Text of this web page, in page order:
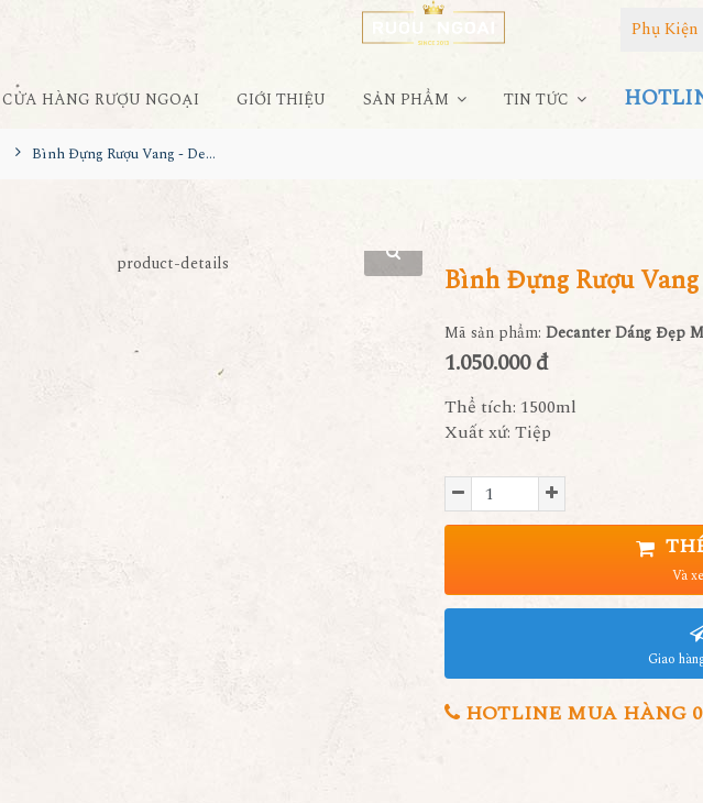
Phụ Kiện
CỬA HÀNG RƯỢU NGOẠI GIỚI THIỆU SẢN PHẨM TIN TỨC
Bình Đựng Rượu Vang - Decanter Dáng Đẹp M08
Bình Đựng Rượu
Mã sản phẩm: Decanter Dáng Đẹp
1.050.000 đ
Thể tích: 1500ml
Xuất xứ: Tiệp
Và
Giao
HOTLINE MUA HÀNG